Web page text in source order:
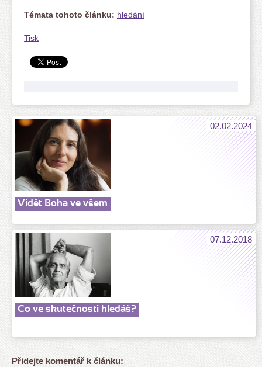
Témata tohoto článku: hledání
Tisk
02.02.2024
Vidět Boha ve všem
07.12.2018
Co ve skutečnosti hledáš?
Přidejte komentář k článku: